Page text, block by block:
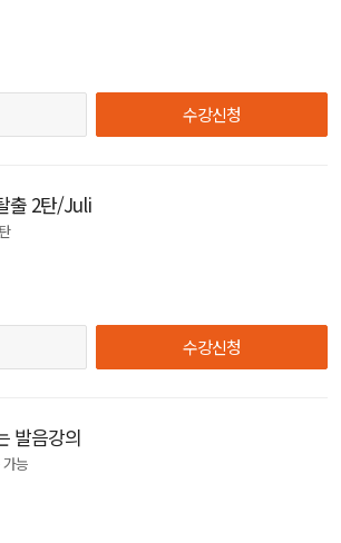
수강신청
출 2탄/Juli
수강신청
발음강의
능